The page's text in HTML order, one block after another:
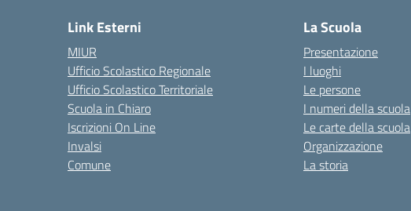
Link Esterni
MIUR
Ufficio Scolastico Regionale
Ufficio Scolastico Territoriale
Scuola in Chiaro
Iscrizioni On Line
Invalsi
Comune
La Scuola
Presentazione
I luoghi
Le persone
I numeri della scuola
Le carte della scuola
Organizzazione
La storia